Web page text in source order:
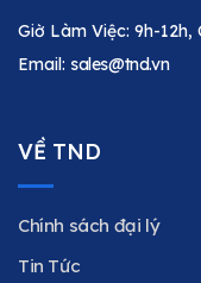
Giờ Làm Việc: 9h-12h,
Email: sales@tnd.vn
VỀ TND
Chính sách đại lý
Tin Tức